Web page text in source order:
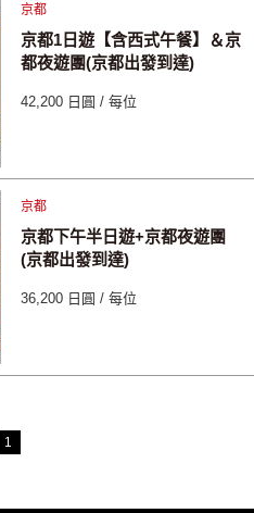
京都
京都1日遊【含西式午餐】＆京
都夜遊團(京都出發到達)
42,200 日圓 / 每位
京都
京都下午半日遊+京都夜遊團
(京都出發到達)
36,200 日圓 / 每位
1